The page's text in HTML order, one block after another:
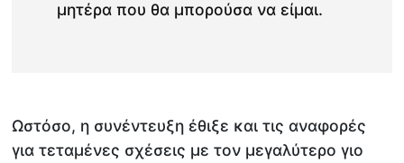
μητέρα που θα μπορούσα να είμαι.
Ωστόσο, η συνέντευξη έθιξε και τις αναφορές
για τεταμένες σχέσεις με τον μεγαλύτερο γιο